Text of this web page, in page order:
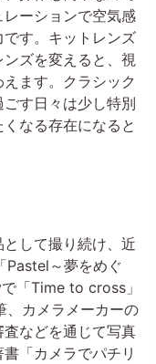
ーションで空気感
す。キットレンズ
ズを変えると、視
ます。クラシック
す日々は少し特別
なる存在になると
して撮り続け、近
～夢をめぐ
「Time to cross」
、カメラメーカーの
などを通じて写真
「カメラでパチリ